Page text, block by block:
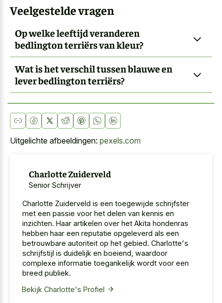
Veelgestelde vragen
Op welke leeftijd veranderen
bedlington terriërs van kleur?
Wat is het verschil tussen blauwe en
lever bedlington terriërs?
Uitgelichte afbeeldingen: pexels.com
Charlotte Zuiderveld
Senior Schrijver
Charlotte Zuiderveld is een toegewijde schrijfster
met een passie voor het delen van kennis en
inzichten. Haar artikelen over het Akita hondenras
hebben haar een reputatie opgeleverd als een
betrouwbare autoriteit op het gebied. Charlotte's
schrijfstijl is duidelijk en boeiend, waardoor
complexe informatie toegankelijk wordt voor een
breed publiek.
Bekijk Charlotte's Profiel